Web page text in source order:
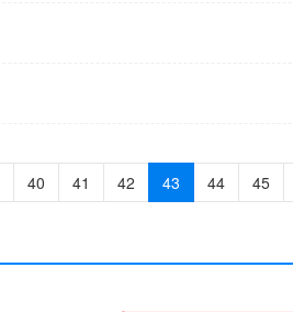
40 41 42 43 44 45